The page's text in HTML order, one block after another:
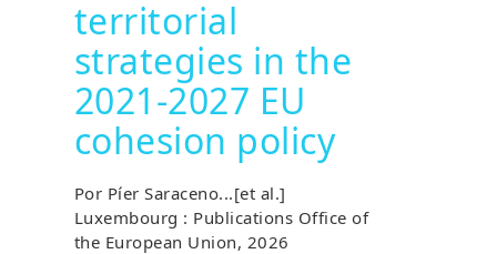
territorial
strategies in the
2021-2027 EU
cohesion policy
Por Píer Saraceno...[et al.]
Luxembourg : Publications Office of
the European Union, 2026